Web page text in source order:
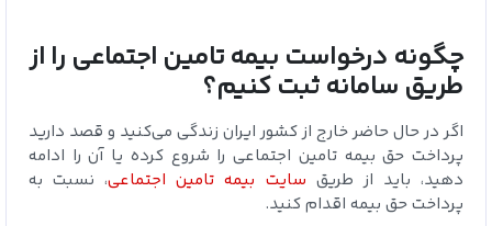
چگونه درخواست بیمه تامین اجتماعی را از
طریق سامانه ثبت کنیم؟
اگر در حال حاضر خارج از کشور ایران زندگی می‌کنید و قصد دارید
پرداخت حق بیمه تامین اجتماعی را شروع کرده یا آن را ادامه
دهید، باید از طریق سایت بیمه تامین اجتماعی، نسبت به
پرداخت حق بیمه اقدام کنید.